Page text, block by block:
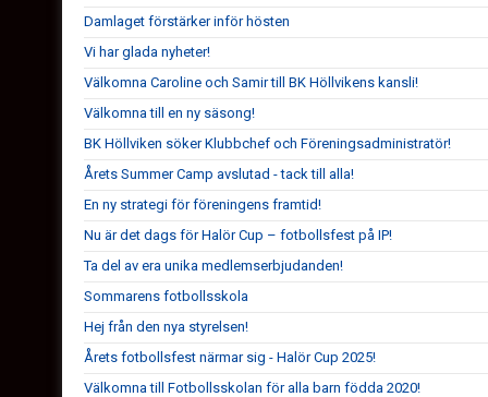
Damlaget förstärker inför hösten
Vi har glada nyheter!
Välkomna Caroline och Samir till BK Höllvikens kansli!
Välkomna till en ny säsong!
BK Höllviken söker Klubbchef och Föreningsadministratör!
Årets Summer Camp avslutad - tack till alla!
En ny strategi för föreningens framtid!
Nu är det dags för Halör Cup – fotbollsfest på IP!
Ta del av era unika medlemserbjudanden!
Sommarens fotbollsskola
Hej från den nya styrelsen!
Årets fotbollsfest närmar sig - Halör Cup 2025!
Välkomna till Fotbollsskolan för alla barn födda 2020!